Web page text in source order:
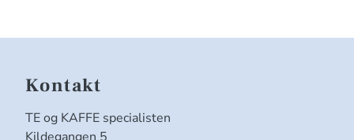
Kontakt
TE og KAFFE specialisten
Kildegangen 5